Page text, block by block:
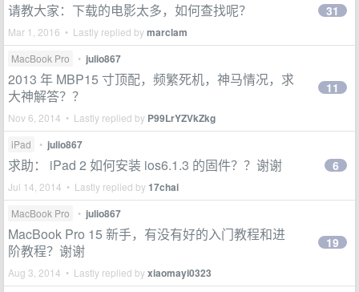
请教大家：下载的电影太多，如何查找呢？
Mar 1, 2016 • Lastly replied bymarclam
31
MacBook Pro • julio867
2013 年 MBP15 寸顶配，频繁死机，神马情况，求
大神解答？？
Nov 6, 2014 • Lastly replied by P99LrYZVkZkg
11
iPad • julio867
求助： iPad 2 如何安装 ios6.1.3 的固件？？谢谢
Jul 14, 2014 • Lastly replied by17chai
6
MacBook Pro • julio867
MacBook Pro 15 新手，有没有好的入门教程和进
阶教程？谢谢
Aug 3, 2014 • Lastly replied byxiaomayi0323
19